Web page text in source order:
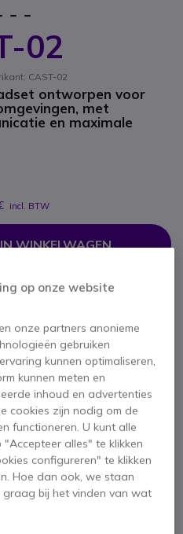
02
CAST-02
ontworpen voor
met
en maximale
incl. BTW
IN WINKELWAGEN
4 UUR
communicatie tot 4,4 km
gallerij
op onze website
onze partners anonieme
gebruiken
kunnen optimaliseren,
kunnen meten en
inhoud en advertenties
cookies zijn nodig om de
functioneren. U kunt alle
alles" te klikken
configureren" te klikken
Hoe dan ook, we staan
bij het vinden van wat